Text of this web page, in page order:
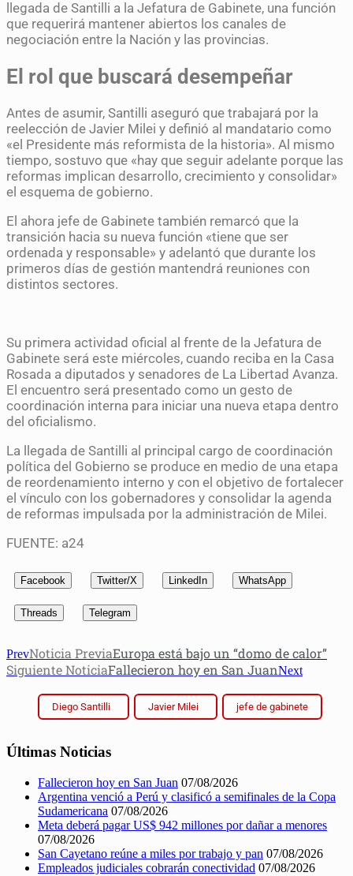
llegada de Santilli a la Jefatura de Gabinete, una función
que requerirá mantener abiertos los canales de
negociación entre la Nación y las provincias.
El rol que buscará desempeñar
Antes de asumir, Santilli aseguró que trabajará por la
reelección de Javier Milei y definió al mandatario como
«el Presidente más reformista de la historia». Al mismo
tiempo, sostuvo que «hay que seguir adelante porque las
reformas implican desarrollo, crecimiento y consolidar»
el esquema de gobierno.
El ahora jefe de Gabinete también remarcó que la
transición hacia su nueva función «tiene que ser
ordenada y responsable» y adelantó que durante los
primeros días de gestión mantendrá reuniones con
distintos sectores.
Su primera actividad oficial al frente de la Jefatura de
Gabinete será este miércoles, cuando reciba en la Casa
Rosada a diputados y senadores de La Libertad Avanza.
El encuentro será presentado como un gesto de
coordinación interna para iniciar una nueva etapa dentro
del oficialismo.
La llegada de Santilli al principal cargo de coordinación
política del Gobierno se produce en medio de una etapa
de reordenamiento interno y con el objetivo de fortalecer
el vínculo con los gobernadores y consolidar la agenda
de reformas impulsada por la administración de Milei.
FUENTE: a24
Facebook Twitter/X LinkedIn WhatsApp
Threads Telegram
PrevNoticia PreviaEuropa está bajo un “domo de calor”
Siguiente NoticiaFallecieron hoy en San JuanNext
Diego Santilli Javier Milei jefe de gabinete
Últimas Noticias
Fallecieron hoy en San Juan 07/08/2026
Argentina venció a Perú y clasificó a semifinales de la Copa
Sudamericana 07/08/2026
Meta deberá pagar US$ 942 millones por dañar a menores
07/08/2026
San Cayetano reúne a miles por trabajo y pan 07/08/2026
Empleados judiciales cobrarán conectividad 07/08/2026